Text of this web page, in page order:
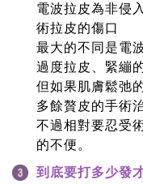
電波拉皮為非侵
術拉皮的傷口
最大的不同是電
過度拉皮、緊繃
但如果肌膚鬆弛
多餘贅皮的手術
不過相對要忍受
的不便。
到底要打多少發